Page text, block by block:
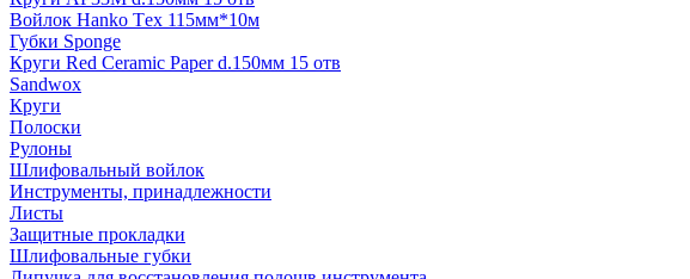
Войлок Hanko Tех 115мм*10м
Губки Sponge
Круги Red Ceramic Paper d.150мм 15 отв
Sandwox
Круги
Полоски
Рулоны
Шлифовальный войлок
Инструменты, принадлежности
Листы
Защитные прокладки
Шлифовальные губки